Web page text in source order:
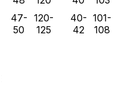
47-
50
120-
125
40-
42
101-
108